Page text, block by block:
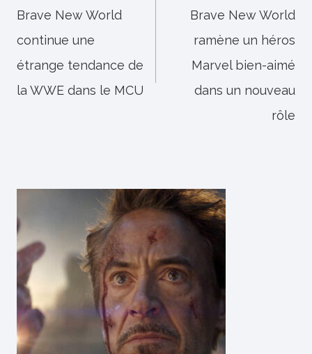
l’article
Brave New World
continue une
étrange tendance de
la WWE dans le MCU
Brave New World
ramène un héros
Marvel bien-aimé
dans un nouveau
rôle